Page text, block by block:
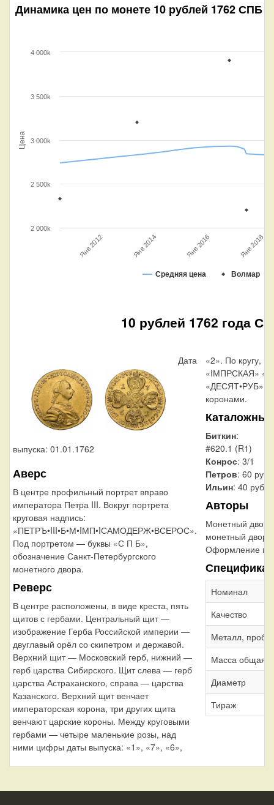
Динамика цен по монете 10 рублей 1762 СПБ
Цена
Средняя цена Волмар
Янв 2012 Янв 2014 Янв 2016 Янв 2018
2 000k
2 500k
3 000k
3 500k
4 000k
10 рублей 1762 года
Дата
выпуска: 01.01.1762
Аверс
В центре профильный портрет вправо
императора Петра III. Вокруг портрета
круговая надпись:
«ПЕТРЪ•III•Б•М•IМП•IСАМОДЕРЖ•ВСЕРОС».
Под портретом — буквы «С П Б»,
обозначение Санкт-Петербургского
монетного двора.
Реверс
В центре расположены, в виде креста, пять
щитов с гербами. Центральный щит —
изображение Герба Российской империи —
двуглавый орёл со скипетром и державой.
Верхний щит — Московский герб, нижний —
герб царства Сибирского. Щит слева — герб
царства Астраханского, справа — царства
Казанского. Верхний щит венчает
императорская корона, три других щита
венчают царские короны. Между круговыми
гербами — четыре маленькие розы, над
ними цифры даты выпуска: «1», «7», «6»,
«2». По кругу,
«IМПРСКАЯ»
«ДЕСЯТ•РУБ»,
коронами.
Биткин:
#620.1 (R1)
Конрос: 3/1
Петров: 60
Ильин: 40
Авторы
Монетный двор:
монетный двор
Оформление
Номинал
Качество
Металл, проба
Масса общая
Диаметр
Тираж